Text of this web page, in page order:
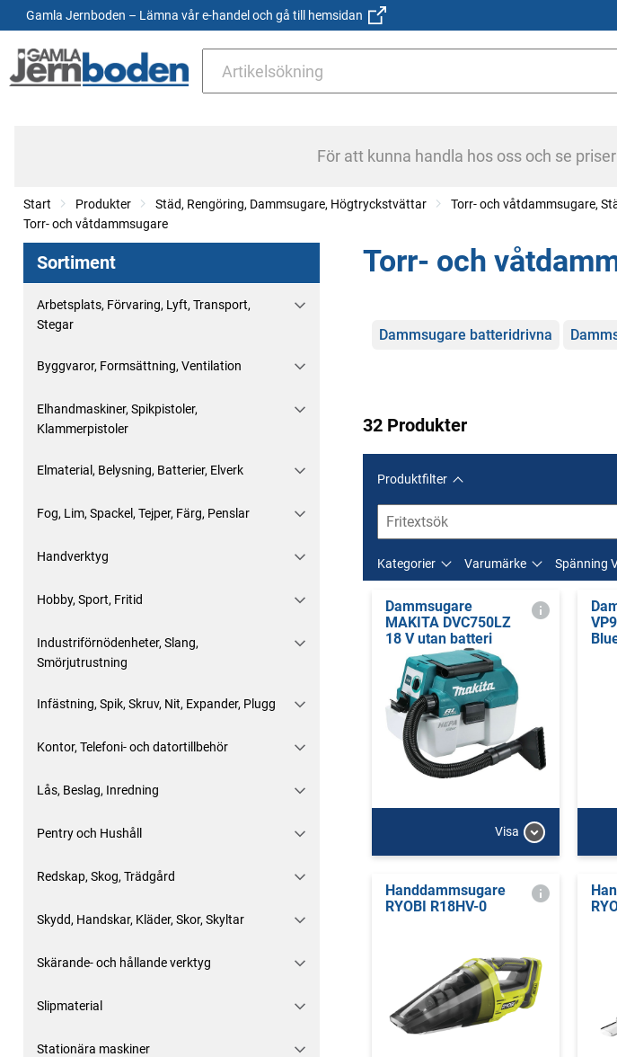
Gamla Jernboden – Lämna vår e-handel och gå till hemsidan
För att kunna handla hos oss och se
Start Produkter Städ, Rengöring, Dammsugare, Högtryckstvättar
Torr- och våtdammsugare,
Torr- och våtdammsugare
Sortiment
Arbetsplats, Förvaring, Lyft, Transport,
Stegar
Byggvaror, Formsättning, Ventilation
Elhandmaskiner, Spikpistoler,
Klammerpistoler
Elmaterial, Belysning, Batterier, Elverk
Fog, Lim, Spackel, Tejper, Färg, Penslar
Handverktyg
Hobby, Sport, Fritid
Industriförnödenheter, Slang,
Smörjutrustning
Infästning, Spik, Skruv, Nit, Expander, Plugg
Kontor, Telefoni- och datortillbehör
Lås, Beslag, Inredning
Pentry och Hushåll
Redskap, Skog, Trädgård
Skydd, Handskar, Kläder, Skor, Skyltar
Skärande- och hållande verktyg
Slipmaterial
Stationära maskiner
Torr- och
Kategorier
Dammsugare batteridrivna
32 Produkter
Produktfilter
Kategorier Varumärke Spänning
Dammsugare
MAKITA DVC750LZ
18 V utan batteri
Visa
Handdammsugare
RYOBI R18HV-0